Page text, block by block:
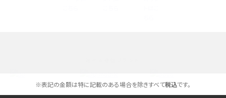
高校生にスマホ制限は必要？所持率やメリット・デメリットを詳しく紹介
※表記の金額は特に記載のある場合を除きすべて税込です。